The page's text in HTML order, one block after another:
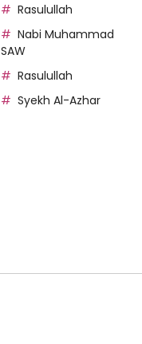
Rasulullah
Nabi Muhammad
SAW
Rasulullah
Syekh Al-Azhar